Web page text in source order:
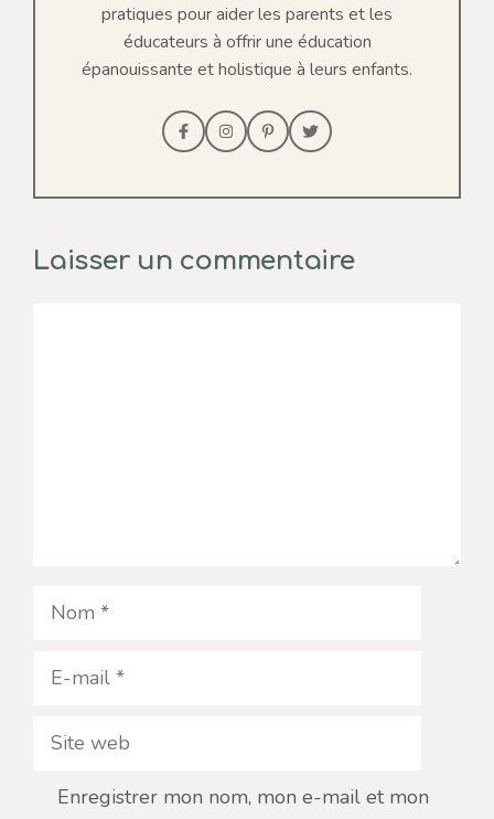
pratiques pour aider les parents et les
éducateurs à offrir une éducation
épanouissante et holistique à leurs enfants.
Laisser un commentaire
Nom
E-
Site
Enregistrer mon nom, mon e-mail et mon